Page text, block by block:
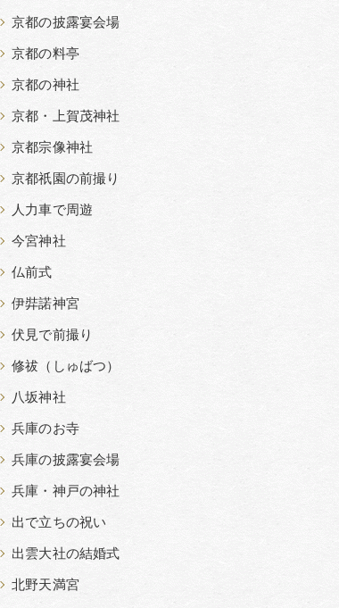
京都の披露宴会場
京都の料亭
京都の神社
京都・上賀茂神社
京都宗像神社
京都祇園の前撮り
人力車で周遊
今宮神社
仏前式
伊弉諾神宮
伏見で前撮り
修祓（しゅばつ）
八坂神社
兵庫のお寺
兵庫の披露宴会場
兵庫・神戸の神社
出で立ちの祝い
出雲大社の結婚式
北野天満宮